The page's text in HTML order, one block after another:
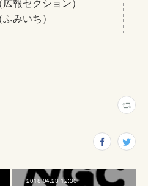
2018.04.23 12:30